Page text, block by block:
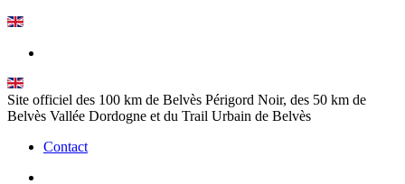
Site officiel des 100 km de Belvès Périgord Noir, des 50 km de
Belvès Vallée Dordogne et du Trail Urbain de Belvès
Contact